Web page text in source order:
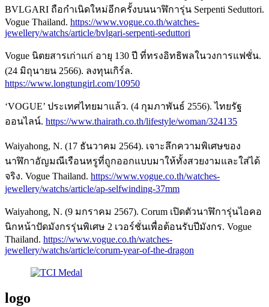
BVLGARI ถือกำเนิดใหม่อีกครั้งบนนาฬิการุ่น Serpenti Seduttori.
Vogue Thailand. https://www.vogue.co.th/watches-
jewellery/watchs/article/bvlgari-serpenti-seduttori
Vogue นิตยสารเก่าแก่ อายุ 130 ปี ที่ทรงอิทธิพลในวงการแฟชั่น.
(24 มิถุนายน 2566). ลงทุนเกิร์ล.
https://www.longtungirl.com/10950
‘VOGUE’ ประเทศไทยมาแล้ว. (4 กุมภาพันธ์ 2556). ไทยรัฐ
ออนไลน์. https://www.thairath.co.th/lifestyle/woman/324135
Waiyahong, N. (17 ธันวาคม 2564). เจาะลึกความพิเศษของ
นาฬิกาอัญมณีเรือนหรูที่ถูกออกแบบมาให้ทั้งสวยงามและใส่ได้
จริง. Vogue Thailand. https://www.vogue.co.th/watches-
jewellery/watchs/article/ap-selfwinding-37mm
Waiyahong, N. (9 มกราคม 2567). Corum เปิดตัวนาฬิการุ่นไอคอ
นิกหน้าปัดมังกรรุ่นพิเศษ 2 เวอร์ชั่นเพื่อต้อนรับปีมังกร. Vogue
Thailand. https://www.vogue.co.th/watches-
jewellery/watchs/article/corum-year-of-the-dragon
logo